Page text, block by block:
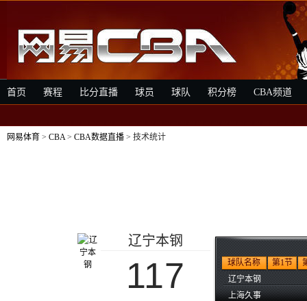
首页 赛程 比分直播 球员 球队 积分榜 CBA频道
网易体育 > CBA> CBA数据直播 > 技术统计
辽宁本钢
117 球队名称 第1节
辽宁本钢
上海久事